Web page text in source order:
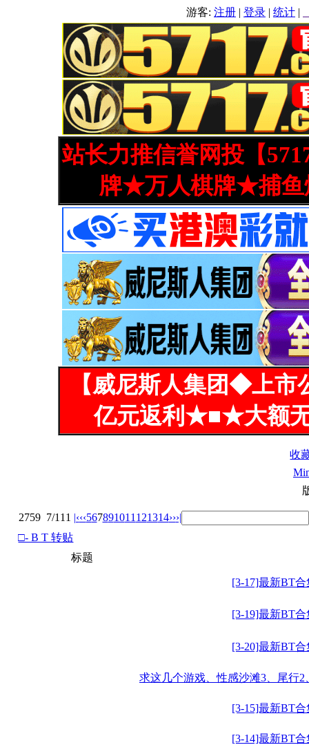
游客: 注册 | 登录 | 统计 |
站长力推信誉网投【
牌★万人棋牌★捕鱼
【威尼斯人集团◆上
亿元返利★■★大额
收
2759 7/111 |‹‹‹567891011 121314›››|
□- B T 转贴
标题
[3-17]最新BT合
[3-19]最新BT合
[3-20]最新BT合
求这几个游戏、性感沙滩3、尾行
[3-15]最新BT合
[3-14]最新BT合